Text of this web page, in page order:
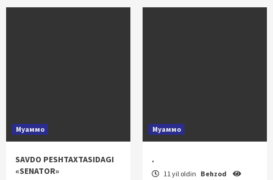
Муаммо
SAVDO PESHTAXTASIDAGI
«SENATOR»
Муаммо
.
11 yil oldin Behzod